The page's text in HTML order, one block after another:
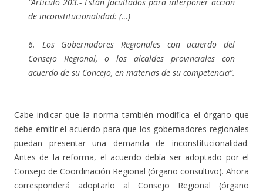
“Artículo 203.- Están facultados para interponer acción
de inconstitucionalidad: (…)
6. Los Gobernadores Regionales con acuerdo del
Consejo Regional, o los alcaldes provinciales con
acuerdo de su Concejo, en materias de su competencia”.
Cabe indicar que la norma también modifica el órgano que
debe emitir el acuerdo para que los gobernadores regionales
puedan presentar una demanda de inconstitucionalidad.
Antes de la reforma, el acuerdo debía ser adoptado por el
Consejo de Coordinación Regional (órgano consultivo). Ahora
corresponderá adoptarlo al Consejo Regional (órgano